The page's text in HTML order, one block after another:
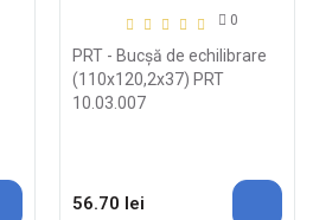
0
PRT - Bucșă de echilibrare
(110x120,2x37) PRT
10.03.007
56.70 lei